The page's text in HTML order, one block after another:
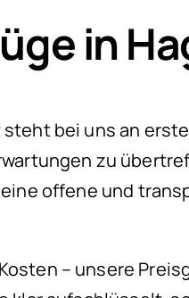
in
bei uns an
zu
offene und
– unsere